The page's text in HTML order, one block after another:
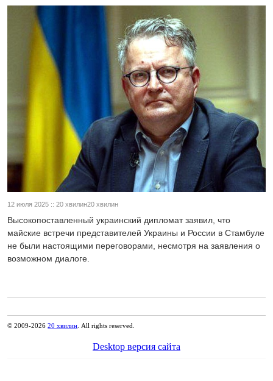
12 июля 2025 :: 20 хвилин20 хвилин
Высокопоставленный украинский дипломат заявил, что
майские встречи представителей Украины и России в Стамбуле
не были настоящими переговорами, несмотря на заявления о
возможном диалоге.
© 2009-202620 хвилин . All rights reserved.
Desktop версия сайта